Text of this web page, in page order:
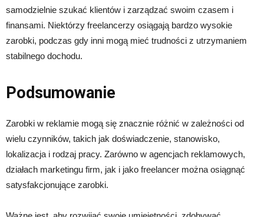
samodzielnie szukać klientów i zarządzać swoim czasem i
finansami. Niektórzy freelancerzy osiągają bardzo wysokie
zarobki, podczas gdy inni mogą mieć trudności z utrzymaniem
stabilnego dochodu.
Podsumowanie
Zarobki w reklamie mogą się znacznie różnić w zależności od
wielu czynników, takich jak doświadczenie, stanowisko,
lokalizacja i rodzaj pracy. Zarówno w agencjach reklamowych,
działach marketingu firm, jak i jako freelancer można osiągnąć
satysfakcjonujące zarobki.